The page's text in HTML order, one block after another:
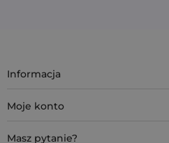
Informacja
Moje konto
Masz pytanie?